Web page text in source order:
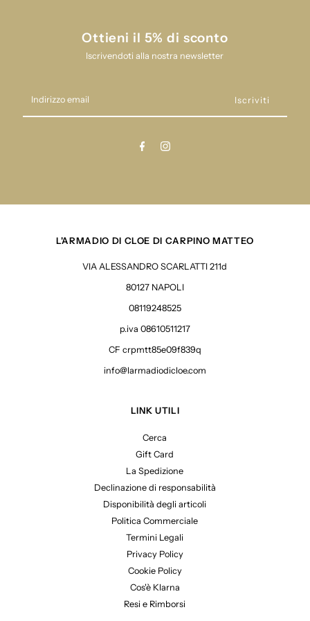
GIOSTRA GIOSTRA
Ottieni il 5% di sconto
Iscrivendoti alla nostra newsletter
email
L'ARMADIO DI CLOE DI CARPINO MATTEO
VIA ALESSANDRO SCARLATTI 211d
80127 NAPOLI
08119248525
p.iva 08610511217
CF crpmtt85e09f839q
info@larmadiodicloe.com
LINK UTILI
Cerca
Gift Card
La Spedizione
Declinazione di responsabilità
Disponibilità degli articoli
Politica Commerciale
Termini Legali
Privacy Policy
Cookie Policy
Cos'è Klarna
Resi e Rimborsi